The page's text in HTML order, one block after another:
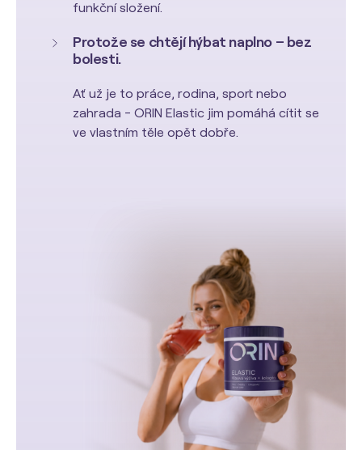
funkční složení.
Protože se chtějí hýbat naplno – bez
bolesti.
Ať už je to práce, rodina, sport nebo
zahrada - ORIN Elastic jim pomáhá cítit se
ve vlastním těle opět dobře.